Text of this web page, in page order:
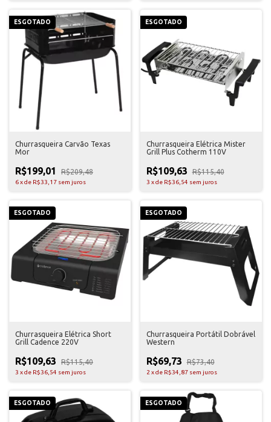
ESGOTADO
Churrasqueira Carvão Texas
Mor
R$199,01 R$209,48
6xde R$33,17 sem juros
ESGOTADO
Churrasqueira Elétrica Mister
Grill Plus Cotherm 110V
R$109,63 R$115,40
3 xde R$36,54 sem juros
ESGOTADO
Churrasqueira Elétrica Short
Grill Cadence 220V
R$109,63 R$115,40
3 xde R$36,54 sem juros
ESGOTADO
Churrasqueira Portátil Dobrável
Western
R$69,73 R$73,40
2 xde R$34,87 sem juros
ESGOTADO ESGOTADO